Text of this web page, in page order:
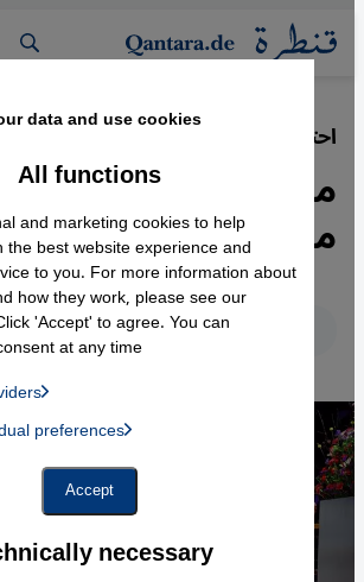
Direkt zum Inhalt springen
احتجاجات إيران·
09.04.2023
مخرجات أفلام
مواجهة القمع
English عربي
data and use cookies.
necessary
All functions
and marketing cookies to help
the best website experience and
to you. For more information about
how they work, please see our
'Accept' to agree. You can
at any time.
Twitter Embed, Youtube Embed
Embed / Facebook Connect
Google Maps Embed
preferences
Accept